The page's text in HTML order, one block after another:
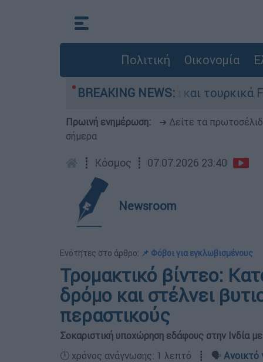
Πολιτική Οικονομία
BREAKING NEWS:
ανάμεσα σε ελληνικά και τουρκικά F-16
Πρωινή ενημέρωση: ➔ Δείτε τα
σήμερα
┋ Κόσμος ┋ 07.07.2026 23:40
Newsroom
Ενότητες στο άρθρο: 📌 Φόβοι για εγκλωβισμένους
Τρομακτικό βίντεο:
δρόμο και στέλνει
περαστικούς
Σοκαριστική υποχώρηση εδάφους στην Ινδία
🕛 χρόνος ανάγνωσης: 1 λεπτό ┋ 🗣️ Ανοικτό